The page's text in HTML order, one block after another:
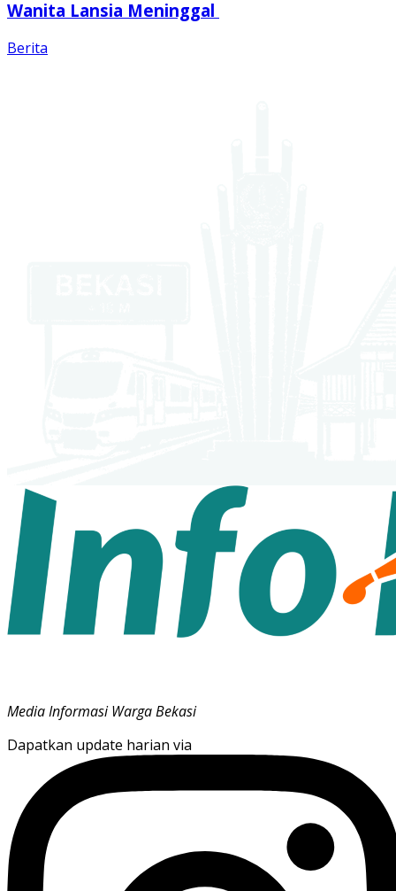
Wanita Lansia Meninggal
Berita
Media Informasi Warga Bekasi
Dapatkan update harian via